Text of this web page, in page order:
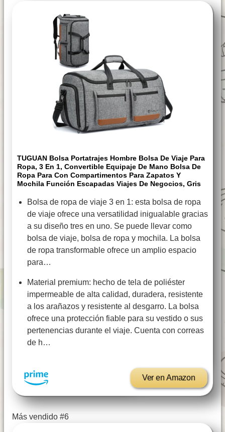
TUGUAN Bolsa Portatrajes Hombre Bolsa De Viaje Para
Ropa, 3 En 1, Convertible Equipaje De Mano Bolsa De
Ropa Para Con Compartimentos Para Zapatos Y
Mochila Función Escapadas Viajes De Negocios, Gris
Bolsa de ropa de viaje 3 en 1: esta bolsa de ropa
de viaje ofrece una versatilidad inigualable gracias
a su diseño tres en uno. Se puede llevar como
bolsa de viaje, bolsa de ropa y mochila. La bolsa
de ropa transformable ofrece un amplio espacio
para…
Material premium: hecho de tela de poliéster
impermeable de alta calidad, duradera, resistente
a los arañazos y resistente al desgarro. La bolsa
ofrece una protección fiable para su vestido o sus
pertenencias durante el viaje. Cuenta con correas
de h…
Ver en Amazon
Más vendido #6